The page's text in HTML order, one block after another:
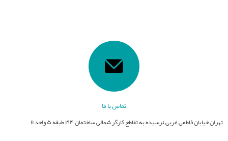
تماس با ما
تهران خیابان فاطمی غربی نرسیده به تقاطع کارگر شمالی ساختمان ۱۹۴ طبقه ۵ واحد ۱۱